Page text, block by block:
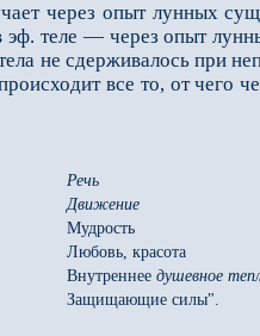
через опыт лунных
эф. теле — через опыт
не сдержи­валось при
все то, от
Речь
Движение
Мудрость
Любовь, красота
Внутреннее душевное
Защищающие силы".